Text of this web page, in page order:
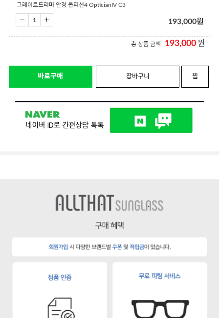
그레이트드리머 안경 옵티션4 OpticianIV C3
193,000원
총 상품 금액 193,000 원
바로구매 장바구니 찜